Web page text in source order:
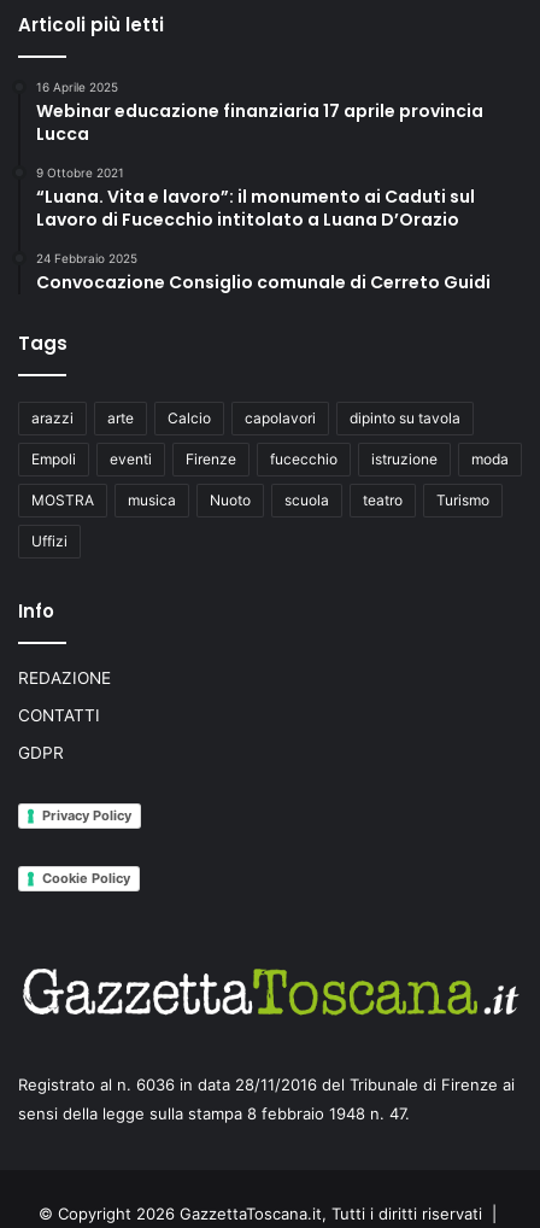
Articoli più letti
16 Aprile 2025
Webinar educazione finanziaria 17 aprile provincia
Lucca
9 Ottobre 2021
“Luana. Vita e lavoro”: il monumento ai Caduti sul
Lavoro di Fucecchio intitolato a Luana D’Orazio
24 Febbraio 2025
Convocazione Consiglio comunale di Cerreto Guidi
Tags
arazzi arte Calcio capolavori dipinto su tavola
Empoli eventi Firenze fucecchio istruzione moda
MOSTRA musica Nuoto scuola teatro Turismo
Uffizi
Info
REDAZIONE
CONTATTI
GDPR
Privacy Policy
Cookie Policy
Registrato al n. 6036 in data 28/11/2016 del Tribunale di Firenze ai
sensi della legge sulla stampa 8 febbraio 1948 n. 47.
© Copyright 2026 GazzettaToscana.it, Tutti i diritti riservati |